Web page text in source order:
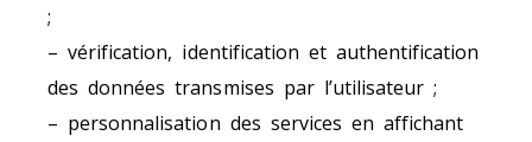
;
– vérification, identification et authentification
des données transmises par l’utilisateur ;
– personnalisation des services en affichant